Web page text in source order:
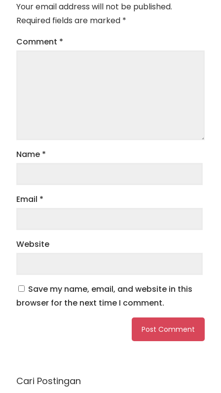
Your email address will not be published.
Required fields are marked *
Comment *
Name *
Email *
Website
Save my name, email, and website in this
browser for the next time I comment.
Cari Postingan